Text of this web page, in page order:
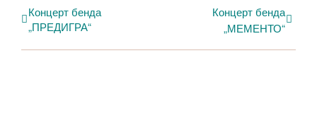
Концерт бенда
„ПРЕДИГРА“
Концерт бенда
„МЕМЕНТО“